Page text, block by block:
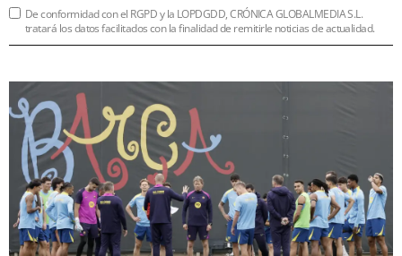
De conformidad con el RGPD y la LOPDGDD, CRÓNICA GLOBALMEDIA S.L.
tratará los datos facilitados con la finalidad de remitirle noticias de actualidad.